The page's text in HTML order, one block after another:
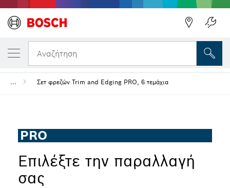
Αναζήτηση
... Σετ φρεζών Trim and Edging PRO, 6 τεμάχια
PRO
Επιλέξτε την παραλλαγή
σας
Η ΕΠΙΛΕΓΜΈΝΗ ΠΑΡΑΛΛΑΓΉ ΣΑΣ
Σετ φρεζών Trim and Edging PRO, 6